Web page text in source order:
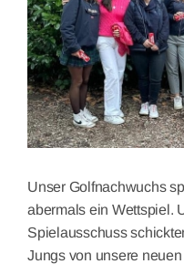
Unser Golfnachwuchs
abermals ein Wettspiel.
Spielausschuss
Jungs von unsere